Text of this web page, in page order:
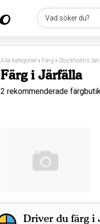
Vad söker du?
Alla kategorier › Färg › Stockholms län
Färg i Järfälla
2 rekommenderade
Driver du färg i